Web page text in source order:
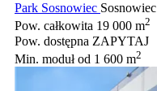
Park Sosnowiec Sosnowiec
Pow. całkowita 19 000 m2
Pow. dostępna ZAPYTAJ
Min. modułod 1 600 m2